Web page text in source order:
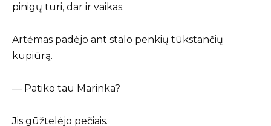
pinigų turi, dar ir vaikas.
Artėmas padėjo ant stalo penkių tūkstančių
kupiūrą.
— Patiko tau Marinka?
Jis gūžtelėjo pečiais.